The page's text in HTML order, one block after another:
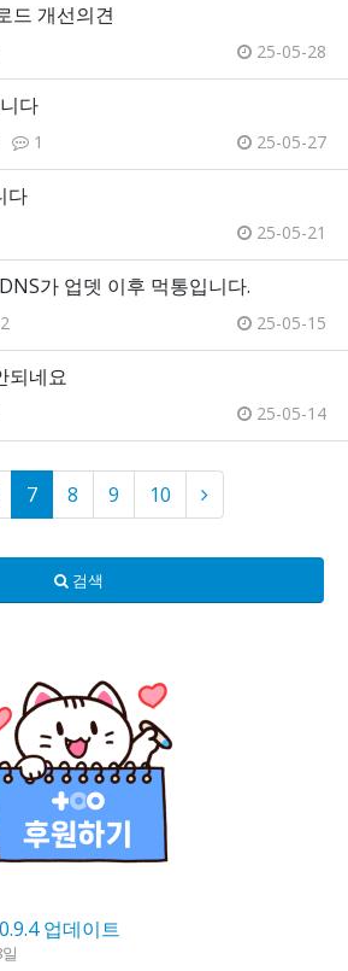
드 개선의견
25-05-28
다
1 25-05-27
다
25-05-21
가 업뎃 이후 먹통입니다.
2 25-05-15
되네요
25-05-14
7 8 9 10
검색
업데이트